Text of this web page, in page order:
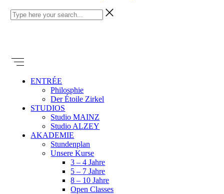
ENTRÉE
Philosphie
Der Étoile Zirkel
STUDIOS
Studio MAINZ
Studio ALZEY
AKADEMIE
Stundenplan
Unsere Kurse
3 – 4 Jahre
5 – 7 Jahre
8 – 10 Jahre
Open Classes